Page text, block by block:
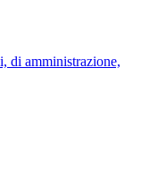
di amministrazione,